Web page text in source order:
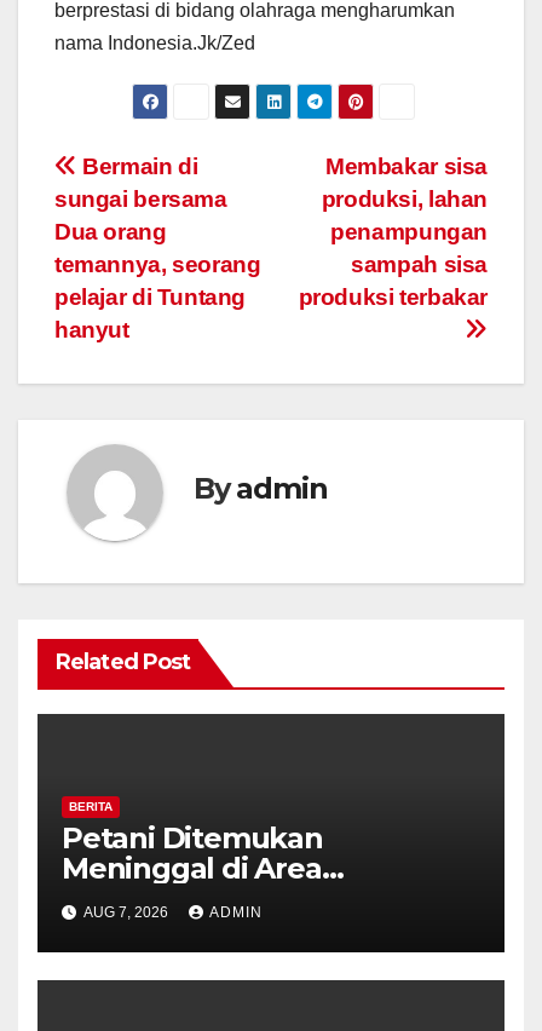
berprestasi di bidang olahraga mengharumkan
nama Indonesia.Jk/Zed
Post
navigation
Membakar sisa
produksi, lahan
penampungan
sampah sisa
produksi terbakar
Bermain di
sungai bersama
Dua orang
temannya, seorang
pelajar di Tuntang
hanyut
Byadmin
Related Post
BERITA
Petani Ditemukan
Meninggal di Area
Persawahan Kalibeji, Polisi
Pastikan Tidak Ada Tanda
Kekerasan
AUG 7, 2026 ADMIN